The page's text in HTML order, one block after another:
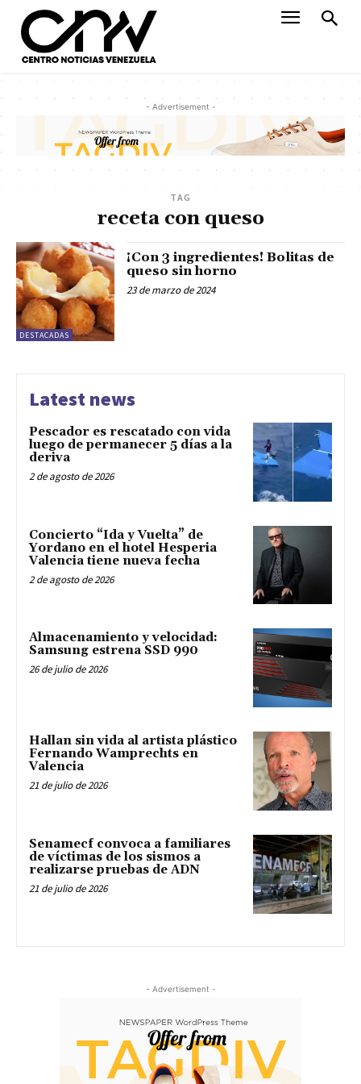
- Advertisement -
TAG
receta con queso
DESTACADAS
¡Con 3 ingredientes! Bolitas de
queso sin horno
23 de marzo de 2024
Latest news
Pescador es rescatado con vida
luego de permanecer 5 días a la
deriva
2 de agosto de 2026
Concierto “Ida y Vuelta” de
Yordano en el hotel Hesperia
Valencia tiene nueva fecha
2 de agosto de 2026
Almacenamiento y velocidad:
Samsung estrena SSD 990
26 de julio de 2026
Hallan sin vida al artista plástico
Fernando Wamprechts en
Valencia
21 de julio de 2026
Senamecf convoca a familiares
de víctimas de los sismos a
realizarse pruebas de ADN
21 de julio de 2026
- Advertisement -